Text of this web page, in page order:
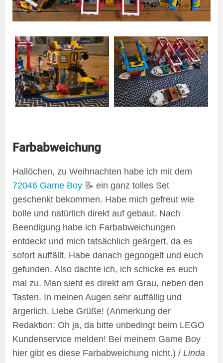
Farbabweichung
Hallöchen, zu Weihnachten habe ich mit dem
72046 Game Boy 📝 ein ganz tolles Set
geschenkt bekommen. Habe mich gefreut wie
bolle und natürlich direkt auf gebaut. Nach
Beendigung habe ich Farbabweichungen
entdeckt und mich tatsächlich geärgert, da es
sofort auffällt. Habe danach gegoogelt und euch
gefunden. Also dachte ich, ich schicke es euch
mal zu. Man sieht es direkt am Grau, neben den
Tasten. In meinen Augen sehr auffällig und
ärgerlich. Liebe Grüße! (Anmerkung der
Redaktion: Oh ja, da bitte unbedingt beim LEGO
Kundenservice melden! Bei meinem Game Boy
hier gibt es diese Farbabweichung nicht.) / Linda